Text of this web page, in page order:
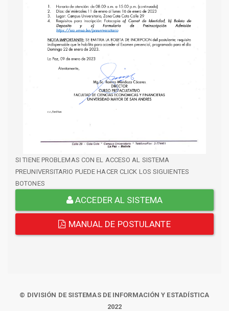
SI TIENE PROBLEMAS CON EL ACCESO AL SISTEMA
PREUNIVERSITARIO PUEDE HACER CLICK LOS SIGUIENTES
BOTONES
ACCEDER AL SISTEMA
MANUAL DE POSTULANTE
© DIVISIÓN DE SISTEMAS DE INFORMACIÓN Y ESTADÍSTICA
2022